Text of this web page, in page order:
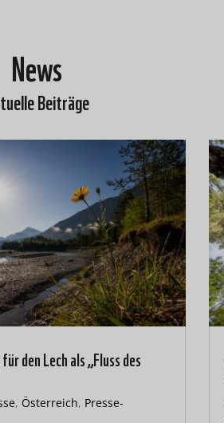
News
Beiträge
den Lech als „Fluss des
, Österreich, Presse-